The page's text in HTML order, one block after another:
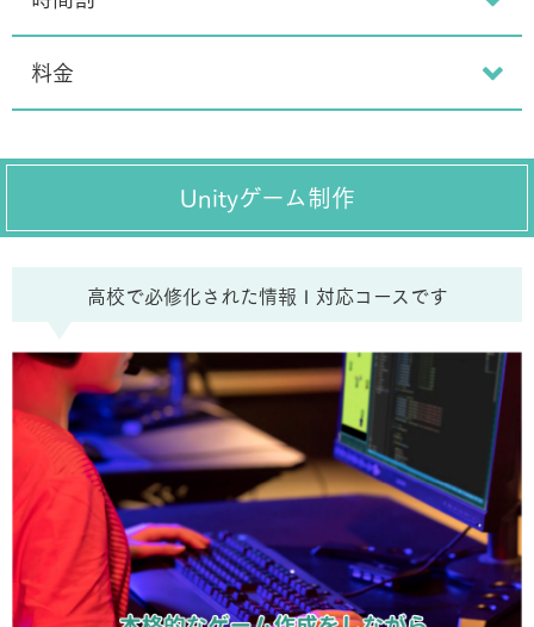
料金
Unityゲーム制作
⾼校で必修化された情報Ⅰ対応コースです